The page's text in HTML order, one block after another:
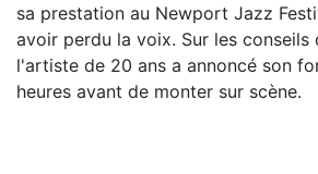
sa prestation au Newport Jazz
avoir perdu la voix. Sur les conseils
l'artiste de 20 ans a annoncé son
heures avant de monter sur scène.